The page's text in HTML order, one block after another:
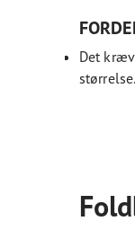
Det
størrelse.